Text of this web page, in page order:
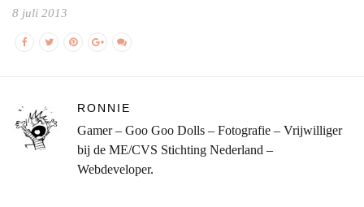
8 juli 2013
RONNIE
Gamer – Goo Goo Dolls – Fotografie – Vrijwilliger
bij de ME/CVS Stichting Nederland –
Webdeveloper.